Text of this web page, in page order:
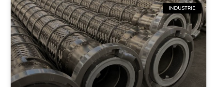
INDUSTRIE